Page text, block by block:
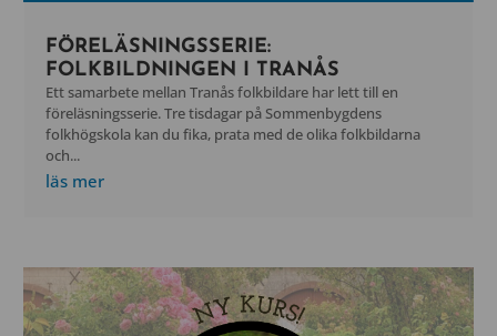
FÖRELÄSNINGSSERIE:
FOLKBILDNINGEN I TRANÅS
Ett samarbete mellan Tranås folkbildare har lett till en
föreläsningsserie. Tre tisdagar på Sommenbygdens
folkhögskola kan du fika, prata med de olika folkbildarna
och...
läs mer